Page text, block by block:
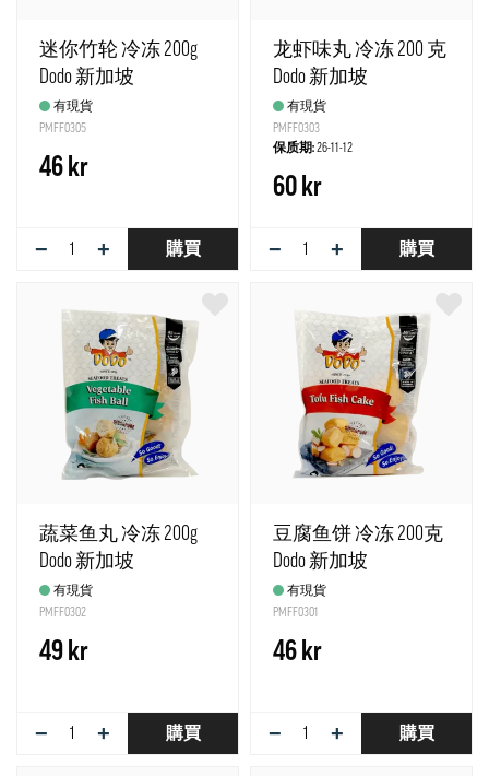
迷你竹轮 冷冻 200g
Dodo 新加坡
有現貨
PMFF0305
46 kr
− + 購買
龙虾味丸 冷冻 200 克
Dodo 新加坡
有現貨
PMFF0303
保质期:26-11-12
60 kr
− + 購買
蔬菜鱼丸 冷冻 200g
Dodo 新加坡
有現貨
PMFF0302
49 kr
− + 購買
豆腐鱼饼 冷冻 200克
Dodo 新加坡
有現貨
PMFF0301
46 kr
− + 購買